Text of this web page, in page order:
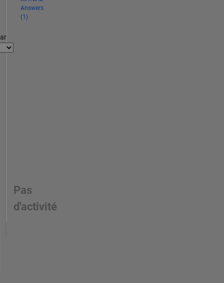
Answers
(1)
Pas
d'activité